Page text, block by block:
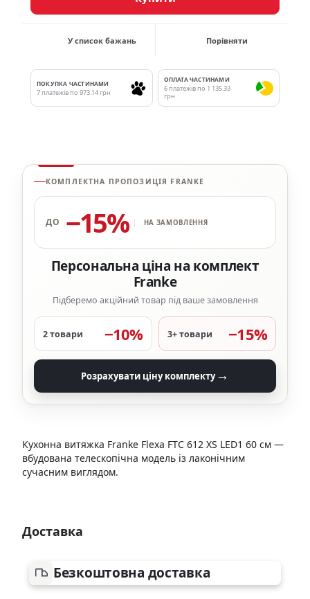
У список бажань Порівняти
ПОКУПКА ЧАСТИНАМИ
7 платежів по 973.14 грн
ОПЛАТА ЧАСТИНАМИ
6 платежів по 1 135.33
грн
КОМПЛЕКТНА ПРОПОЗИЦІЯ FRANKE
ДО −15% НА ЗАМОВЛЕННЯ
Персональна ціна на комплект
Franke
Підберемо акційний товар під ваше замовлення
2 товари −10% 3+ товари −15%
Розрахувати ціну комплекту→
Кухонна витяжка Franke Flexa FTC 612 XS LED1 60 см —
вбудована телескопічна модель із лаконічним
сучасним виглядом.
Доставка
Безкоштовна доставка